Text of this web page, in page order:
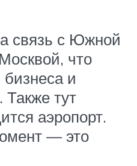
связь с Южной
что
и
тут
аэропорт.
— это